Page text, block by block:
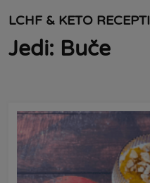
LCHF & KETO RECEPTI
Jedi: Buče